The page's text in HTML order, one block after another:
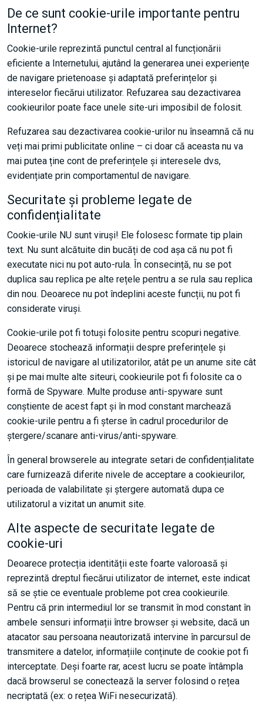
De ce sunt cookie-urile importante pentru
Internet?
Cookie-urile reprezintă punctul central al funcționării
eficiente a Internetului, ajutând la generarea unei experiențe
de navigare prietenoase și adaptată preferințelor și
intereselor fiecărui utilizator. Refuzarea sau dezactivarea
cookieurilor poate face unele site-uri imposibil de folosit.
Refuzarea sau dezactivarea cookie-urilor nu înseamnă că nu
veți mai primi publicitate online – ci doar că aceasta nu va
mai putea ține cont de preferințele și interesele dvs,
evidențiate prin comportamentul de navigare.
Securitate și probleme legate de
confidențialitate
Cookie-urile NU sunt viruși! Ele folosesc formate tip plain
text. Nu sunt alcătuite din bucăți de cod așa că nu pot fi
executate nici nu pot auto-rula. În consecință, nu se pot
duplica sau replica pe alte rețele pentru a se rula sau replica
din nou. Deoarece nu pot îndeplini aceste funcții, nu pot fi
considerate viruși.
Cookie-urile pot fi totuși folosite pentru scopuri negative.
Deoarece stochează informații despre preferințele și
istoricul de navigare al utilizatorilor, atât pe un anume site cât
și pe mai multe alte siteuri, cookieurile pot fi folosite ca o
formă de Spyware. Multe produse anti-spyware sunt
conștiente de acest fapt și în mod constant marchează
cookie-urile pentru a fi șterse în cadrul procedurilor de
ștergere/scanare anti-virus/anti-spyware.
În general browserele au integrate setari de confidențialitate
care furnizează diferite nivele de acceptare a cookieurilor,
perioada de valabilitate și ștergere automată dupa ce
utilizatorul a vizitat un anumit site.
Alte aspecte de securitate legate de
cookie-uri
Deoarece protecția identității este foarte valoroasă și
reprezintă dreptul fiecărui utilizator de internet, este indicat
să se știe ce eventuale probleme pot crea cookieurile.
Pentru că prin intermediul lor se transmit în mod constant în
ambele sensuri informații între browser și website, dacă un
atacator sau persoana neautorizată intervine în parcursul de
transmitere a datelor, informațiile conținute de cookie pot fi
interceptate. Deși foarte rar, acest lucru se poate întâmpla
dacă browserul se conectează la server folosind o rețea
necriptată (ex: o rețea WiFi nesecurizată).